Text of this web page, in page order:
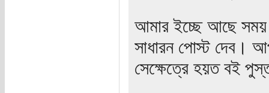
আমার ইচ্ছে আছে সময়
সাধারন পোস্ট দেব।
সেক্ষেত্রে হয়ত বই